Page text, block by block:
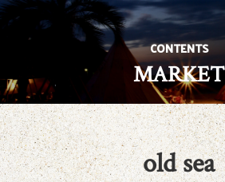
CONTENTS
MARKET
old sea